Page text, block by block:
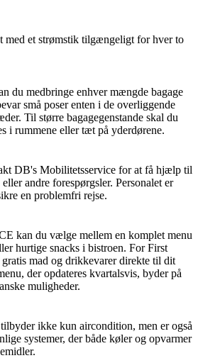
med et strømstik tilgængeligt for hver to
du medbringe enhver mængde bagage
små poser enten i de overliggende
Til større bagagegenstande skal du
i rummene eller tæt på yderdørene.
DB's Mobilitetsservice for at få hjælp til
andre forespørgsler. Personalet er
en problemfri rejse.
kan du vælge mellem en komplet menu
hurtige snacks i bistroen. For First
gratis mad og drikkevarer direkte til dit
der opdateres kvartalsvis, byder på
muligheder.
ikke kun aircondition, men er også
systemer, der både køler og opvarmer